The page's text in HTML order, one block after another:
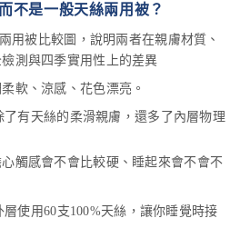
不是一般天絲兩用被？
軟、涼感、花色漂亮。
了有天絲的柔滑親膚，還多了內層物理
觸感會不會比較硬、睡起來會不會不
使用60支100%天絲，讓你睡覺時接